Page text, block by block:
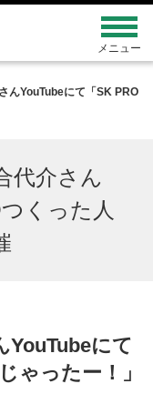
んYouTubeにて「SK PRO
代介さん
くった人
YouTubeにて
ゃったー！」